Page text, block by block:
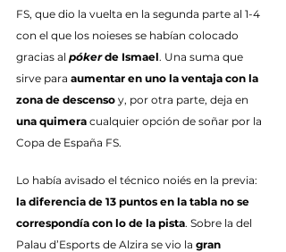
FS, que dio la vuelta en la segunda parte al 1-4
con el que los noieses se habían colocado
gracias al póker de Ismael. Una suma que
sirve para aumentar en uno la ventaja con la
zona de descenso y, por otra parte, deja en
una quimera cualquier opción de soñar por la
Copa de España FS.
Lo había avisado el técnico noiés en la previa:
la diferencia de 13 puntos en la tabla no se
correspondía con lo de la pista. Sobre la del
Palau d’Esports de Alzira se vio la gran